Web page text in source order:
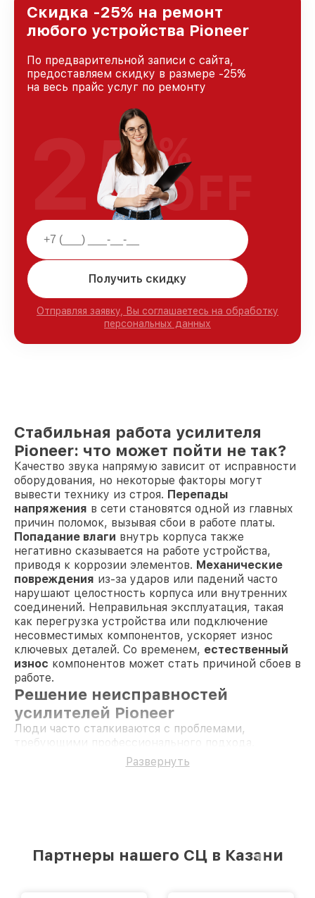
Казани, постоянно повышая уровень доверия
и лояльности наших клиентов.
Скидка -25% на ремонт
любого устройства Pioneer
По предварительной записи с сайта,
предоставляем скидку в размере -25%
на весь прайс услуг по ремонту
Получить скидку
Отправляя заявку, Вы соглашаетесь на обработку
персональных данных
25%
OFF
Стабильная работа усилителя
Pioneer: что может пойти не так?
Качество звука напрямую зависит от исправности
оборудования, но некоторые факторы могут
вывести технику из строя. Перепады
напряжения в сети становятся одной из главных
причин поломок, вызывая сбои в работе платы.
Попадание влаги внутрь корпуса также
негативно сказывается на работе устройства,
приводя к коррозии элементов. Механические
повреждения из-за ударов или падений часто
нарушают целостность корпуса или внутренних
соединений. Неправильная эксплуатация, такая
как перегрузка устройства или подключение
несовместимых компонентов, ускоряет износ
ключевых деталей. Со временем, естественный
износ компонентов может стать причиной сбоев в
работе.
Решение неисправностей
усилителей Pioneer
Люди часто сталкиваются с проблемами,
требующими профессионального подхода.
Например, повреждение платы может привести к
полному отказу усилителя. В таких случаях
решается их полной сменой. Пыль и загрязнения
Развернуть
Партнеры нашего СЦ в Казани